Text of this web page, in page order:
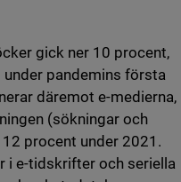
gick ner 10 procent,
pandemins första
däremot e-medierna,
(sökningar och
procent under 2021.
i e-tidskrifter och seriella